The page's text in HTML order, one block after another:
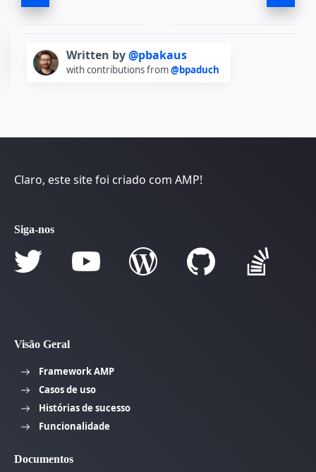
Written by@pbakaus
with contributions from@bpaduch
Claro, este site foi criado com AMP!
Siga-nos
Visão Geral
Framework AMP
Casos de uso
Histórias de sucesso
Funcionalidade
Documentos